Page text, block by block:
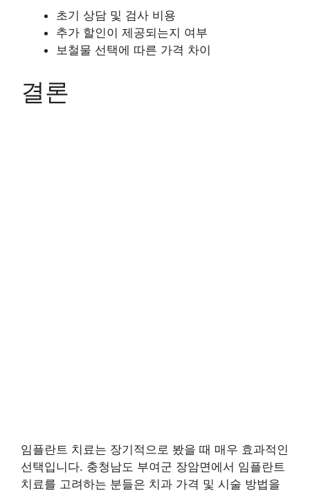
초기 상담 및 검사 비용
추가 할인이 제공되는지 여부
보철물 선택에 따른 가격 차이
결론
임플란트 치료는 장기적으로 봤을 때 매우 효과적인
선택입니다. 충청남도 부여군 장암면에서 임플란트
치료를 고려하는 분들은 치과 가격 및 시술 방법을